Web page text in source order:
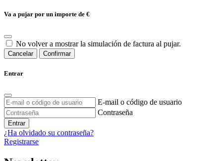
Va a pujar por un importe de €
No volver a mostrar la simulación de factura al pujar.
Cancelar Confirmar
Entrar
E-mail o código de usuario
Contraseña
Entrar
¿Ha olvidado su contraseña?
Registrarse